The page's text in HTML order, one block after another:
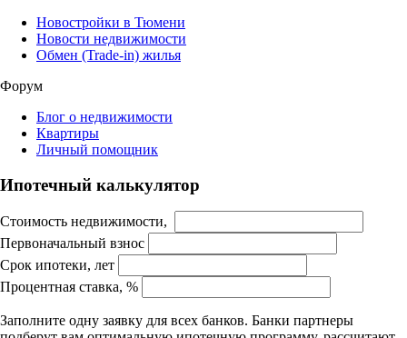
Новостройки в Тюмени
Новости недвижимости
Обмен (Trade-in) жилья
Форум
Блог о недвижимости
Квартиры
Личный помощник
Ипотечный калькулятор
Стоимость недвижимости,
Первоначальный взнос
Срок ипотеки, лет
Процентная ставка, %
Заполните одну заявку для всех банков. Банки партнеры